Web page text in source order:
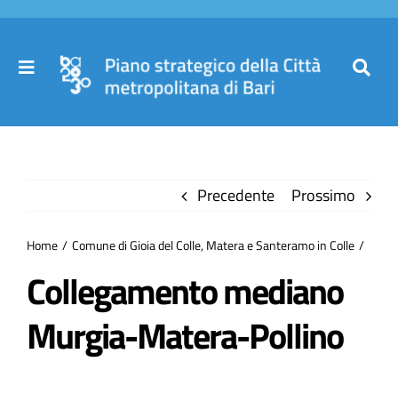
Salta
contenuto
Toggle
Partecipa
Precedente Prossimo
Home Comune di Gioia del Colle, Matera e Santeramo in Colle
Collegamento mediano
Murgia-Matera-Pollino